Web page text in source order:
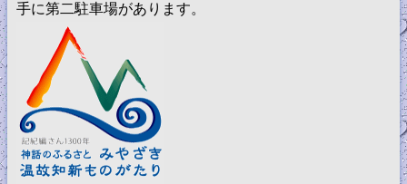
手に第二駐車場があります。